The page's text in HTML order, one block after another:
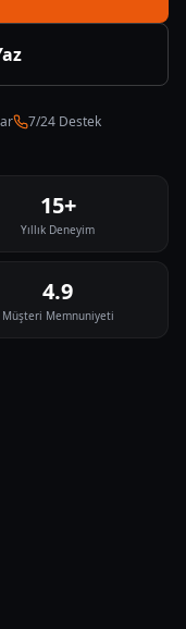
7/24 Destek
15+
Yıllık Deneyim
4.9
Müşteri Memnuniyeti